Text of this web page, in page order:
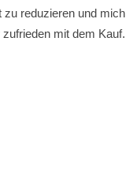
zu reduzieren und mich
mit dem Kauf.